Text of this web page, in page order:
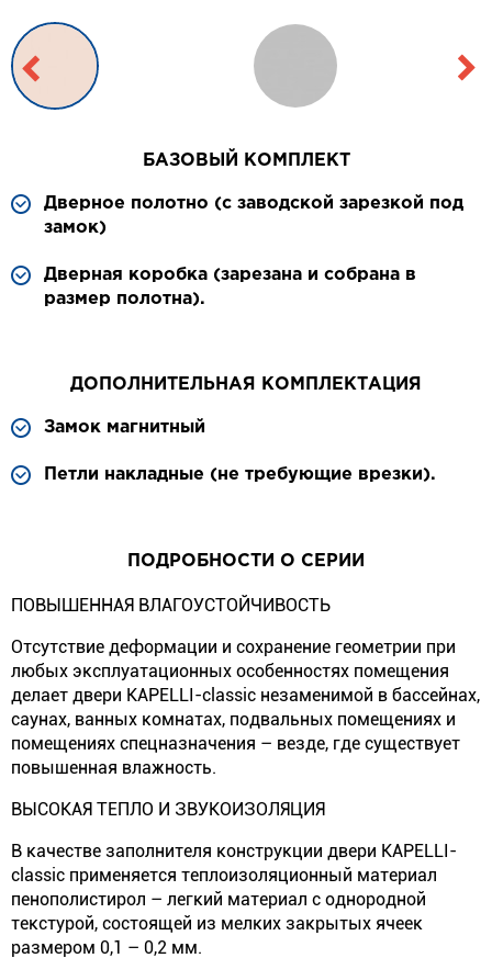
БАЗОВЫЙ КОМПЛЕКТ
Дверное полотно (с заводской зарезкой под
замок)
Дверная коробка (зарезана и собрана в
размер полотна).
ДОПОЛНИТЕЛЬНАЯ КОМПЛЕКТАЦИЯ
Замок магнитный
Петли накладные (не требующие врезки).
ПОДРОБНОСТИ О СЕРИИ
ПОВЫШЕННАЯ ВЛАГОУСТОЙЧИВОСТЬ
Отсутствие деформации и сохранение геометрии при
любых эксплуатационных особенностях помещения
делает двери KAPELLI-classic незаменимой в бассейнах,
саунах, ванных комнатах, подвальных помещениях и
помещениях спецназначения – везде, где существует
повышенная влажность.
ВЫСОКАЯ ТЕПЛО И ЗВУКОИЗОЛЯЦИЯ
В качестве заполнителя конструкции двери KAPELLI-
classic применяется теплоизоляционный материал
пенополистирол – легкий материал с однородной
текстурой, состоящей из мелких закрытых ячеек
размером 0,1 – 0,2 мм.